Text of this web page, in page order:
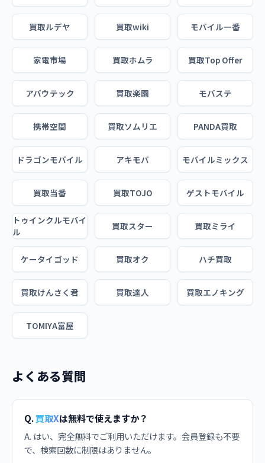
買取ルデヤ 買取wiki モバイル一番
家電市場 買取ホムラ 買取Top Offer
アバウテック 買取楽園 モバステ
携帯空間 買取ソムリエ PANDA買取
ドラゴンモバイル アキモバ モバイルミックス
買取当番 買取TOJO ゲストモバイル
トゥインクルモバイ
ル
買取スター 買取ミライ
ケータイゴッド 買取オク ハチ買取
買取けんさく君 買取達人 買取エノキング
TOMIYA富屋
よくある質問
Q.買取Xは無料で使えますか？
A. はい、完全無料でご利用いただけます。会員登録も不要
で、検索回数に制限はありません。